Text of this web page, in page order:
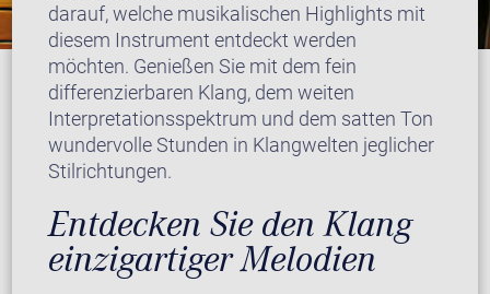
darauf, welche musikalischen Highlights mit
diesem Instrument entdeckt werden
möchten. Genießen Sie mit dem fein
differenzierbaren Klang, dem weiten
Interpretationsspektrum und dem satten Ton
wundervolle Stunden in Klangwelten jeglicher
Stilrichtungen.
Entdecken Sie den Klang
einzigartiger Melodien